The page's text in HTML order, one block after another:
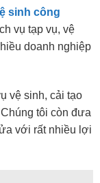
sinh công
vụ tạp vụ, vệ
doanh nghiệp
vệ sinh, cải tạo
tôi còn đưa
với rất nhiều lợi